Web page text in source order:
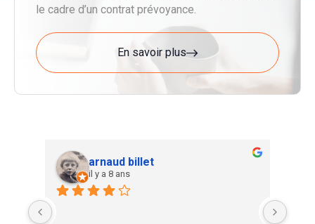
le cadre d’un contrat prévoyance.
En savoir plus
arnaud billet
il y a 8 ans